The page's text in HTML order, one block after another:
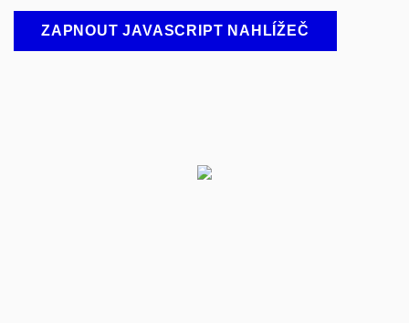
ZAPNOUT JAVASCRIPT NAHLÍŽEČ